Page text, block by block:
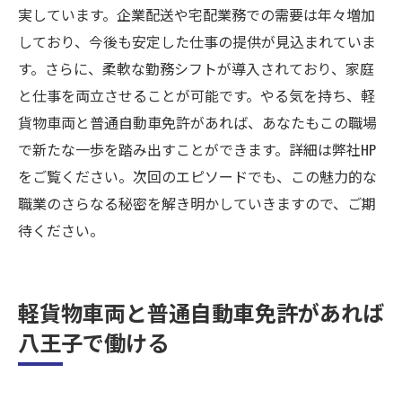
実しています。企業配送や宅配業務での需要は年々増加
しており、今後も安定した仕事の提供が見込まれていま
す。さらに、柔軟な勤務シフトが導入されており、家庭
と仕事を両立させることが可能です。やる気を持ち、軽
貨物車両と普通自動車免許があれば、あなたもこの職場
で新たな一歩を踏み出すことができます。詳細は弊社HP
をご覧ください。次回のエピソードでも、この魅力的な
職業のさらなる秘密を解き明かしていきますので、ご期
待ください。
軽貨物車両と普通自動車免許があれば
八王子で働ける